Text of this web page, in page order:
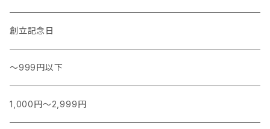
創立記念日
～999円以下
1,000円～2,999円